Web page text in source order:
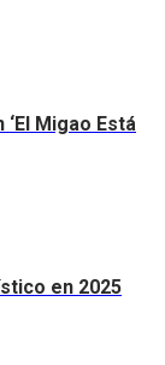
Migao Está
en 2025